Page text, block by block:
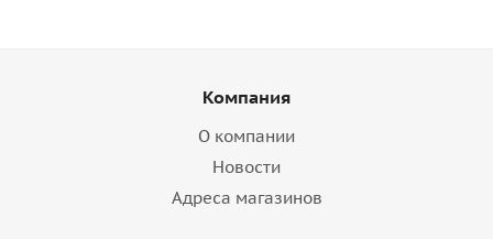
Компания
О компании
Новости
Адреса магазинов